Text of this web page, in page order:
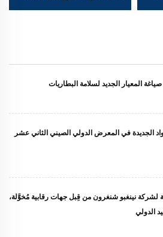
المعيار الجديد لسلامة البطاريات
الجديدة في المعرض الدولي الصيني الثاني عشر
لشركة نينغبو شنغرون من قِبل جهات رقابية مُخوَّلة،
الدولي